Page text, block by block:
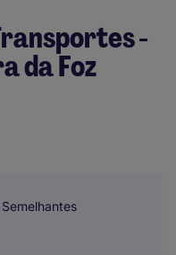
-
da Foz